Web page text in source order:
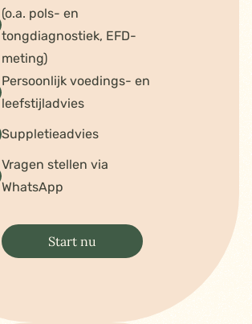
(o.a. pols- en
tongdiagnostiek, EFD-
meting)
Persoonlijk voedings- en
leefstijladvies
Suppletieadvies
Vragen stellen via
WhatsApp
Start nu